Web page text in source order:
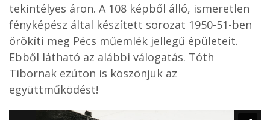
tekintélyes áron. A 108 képből álló, ismeretlen
fényképész által készített sorozat 1950-51-ben
örökíti meg Pécs műemlék jellegű épületeit.
Ebből látható az alábbi válogatás. Tóth
Tibornak ezúton is köszönjük az
együttműködést!